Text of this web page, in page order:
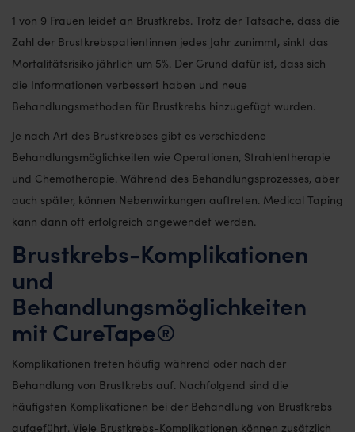
1 von 9 Frauen leidet an Brustkrebs. Trotz der Tatsache, dass die
Zahl der Brustkrebspatientinnen jedes Jahr zunimmt, sinkt das
Mortalitätsrisiko jährlich um 5%. Der Grund dafür ist, dass sich
die Informationen verbessert haben und neue
Behandlungsmethoden für Brustkrebs hinzugefügt wurden.
Je nach Art des Brustkrebses gibt es verschiedene
Behandlungsmöglichkeiten wie Operationen, Strahlentherapie
und Chemotherapie. Während des Behandlungsprozesses, aber
auch später, können Nebenwirkungen auftreten. Medical Taping
kann dann oft erfolgreich angewendet werden.
Brustkrebs-Komplikationen
und
Behandlungsmöglichkeiten
mit CureTape®
Komplikationen treten häufig während oder nach der
Behandlung von Brustkrebs auf. Nachfolgend sind die
häufigsten Komplikationen bei der Behandlung von Brustkrebs
aufgeführt. Viele Brustkrebs-Komplikationen können zusätzlich